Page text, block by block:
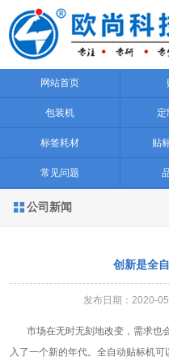
网站首页
包装机 定
标签耗材 贴
常见问题
 公司新闻
创新是全
发布日期：2020-
市场在无时无刻地改变，需求也
入了一个新的年代。全自动贴标机